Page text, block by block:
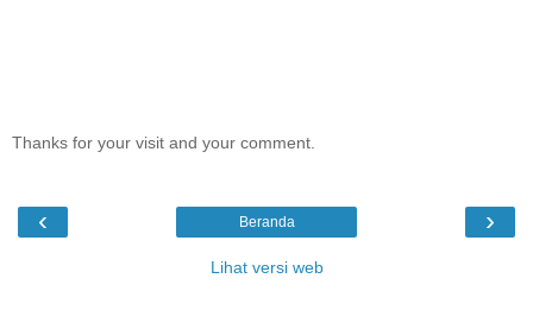
Thanks for your visit and your comment.
‹ ›
Beranda
Lihat versi web